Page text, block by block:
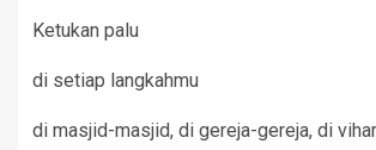
Ketukan palu
di setiap langkahmu
di masjid-masjid, di gereja-gereja, di